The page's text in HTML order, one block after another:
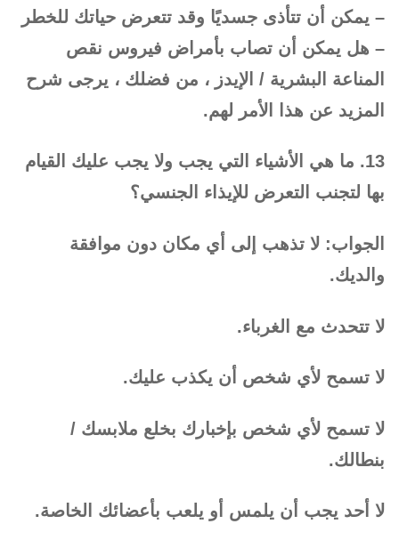
– يمكن أن تتأذى جسديًا وقد تتعرض حياتك للخطر
– هل يمكن أن تصاب بأمراض فيروس نقص
المناعة البشرية / الإيدز ، من فضلك ، يرجى شرح
المزيد عن هذا الأمر لهم.
13. ما هي الأشياء التي يجب ولا يجب عليك القيام
بها لتجنب التعرض للإيذاء الجنسي؟
الجواب: لا تذهب إلى أي مكان دون موافقة
والديك.
لا تتحدث مع الغرباء.
لا تسمح لأي شخص أن يكذب عليك.
لا تسمح لأي شخص بإخبارك بخلع ملابسك /
بنطالك.
لا أحد يجب أن يلمس أو يلعب بأعضائك الخاصة.